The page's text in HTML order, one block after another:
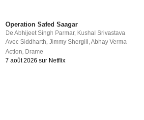
Operation Safed Saagar
DeAbhijeet Singh Parmar, Kushal Srivastava
AvecSiddharth,Jimmy Shergill ,Abhay Verma
Action, Drame
7 août 2026 sur Netflix